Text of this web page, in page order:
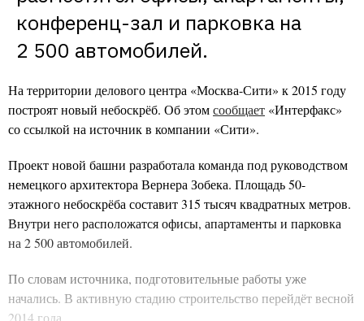
конференц-зал и парковка на
2 500 автомобилей.
На территории делового центра «Москва-Сити» к 2015 году
построят новый небоскрёб. Об этомсообщает «Интерфакс»
со ссылкой на источник в компании «Сити».
Проект новой башни разработала команда под руководством
немецкого архитектора Вернера Зобека. Площадь 50-
этажного небоскрёба составит 315 тысяч квадратных метров.
Внутри него расположатся офисы, апартаменты и парковка
на 2 500 автомобилей.
По словам источника, подготовительные работы уже
начались. В активную стадию строительство перейдёт весной
2014 года.